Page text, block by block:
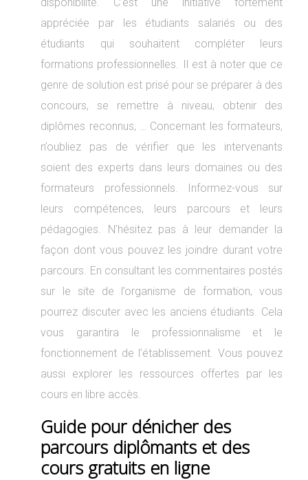
appréciée par les étudiants salariés ou des
étudiants qui souhaitent compléter leurs
formations professionnelles. Il est à noter que ce
genre de solution est prisé pour se préparer à des
concours, se remettre à niveau, obtenir des
diplômes reconnus, … Concernant les formateurs,
n’oubliez pas de vérifier que les intervenants
soient des experts dans leurs domaines ou des
formateurs professionnels. Informez-vous sur
leurs compétences, leurs parcours et leurs
pédagogies. N’hésitez pas à leur demander la
façon dont vous pouvez les joindre durant votre
parcours. En consultant les commentaires postés
sur le site de l’organisme de formation, vous
pourrez discuter avec les anciens étudiants. Cela
vous garantira le professionnalisme et le
fonctionnement de l’établissement. Vous pouvez
aussi explorer les ressources offertes par les
cours en libre accès.
Guide pour dénicher des
parcours diplômants et des
cours gratuits en ligne